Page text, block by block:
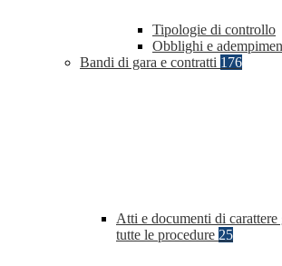
Tipologie di controllo
Obblighi e
Bandi di gara e contratti 176
Atti e documenti di carattere
tutte le procedure 25